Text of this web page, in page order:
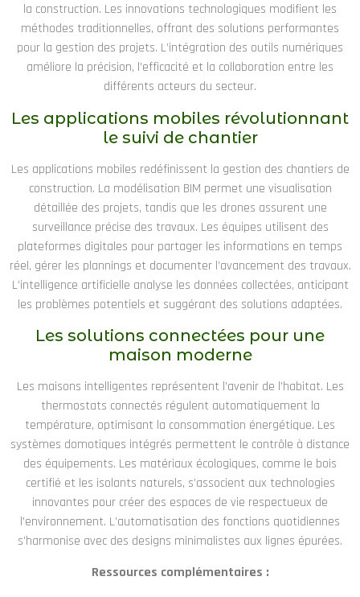
la construction. Les innovations technologiques modifient les
méthodes traditionnelles, offrant des solutions performantes
pour la gestion des projets. L’intégration des outils numériques
améliore la précision, l’efficacité et la collaboration entre les
différents acteurs du secteur.
Les applications mobiles révolutionnant
le suivi de chantier
Les applications mobiles redéfinissent la gestion des chantiers de
construction. La modélisation BIM permet une visualisation
détaillée des projets, tandis que les drones assurent une
surveillance précise des travaux. Les équipes utilisent des
plateformes digitales pour partager les informations en temps
réel, gérer les plannings et documenter l’avancement des travaux.
L’intelligence artificielle analyse les données collectées, anticipant
les problèmes potentiels et suggérant des solutions adaptées.
Les solutions connectées pour une
maison moderne
Les maisons intelligentes représentent l’avenir de l’habitat. Les
thermostats connectés régulent automatiquement la
température, optimisant la consommation énergétique. Les
systèmes domotiques intégrés permettent le contrôle à distance
des équipements. Les matériaux écologiques, comme le bois
certifié et les isolants naturels, s’associent aux technologies
innovantes pour créer des espaces de vie respectueux de
l’environnement. L’automatisation des fonctions quotidiennes
s’harmonise avec des designs minimalistes aux lignes épurées.
Ressources complémentaires :